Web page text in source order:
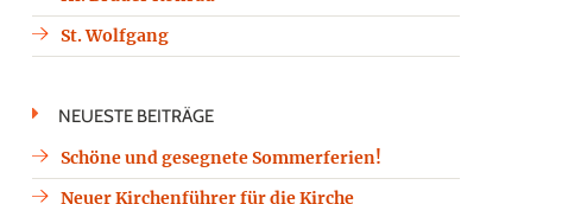
St. Wolfgang
NEUESTE BEITRÄGE
Schöne und gesegnete Sommerferien!
Neuer Kirchenführer für die Kirche